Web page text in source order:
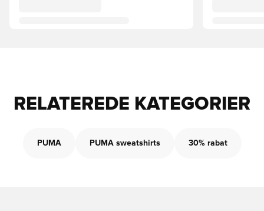
RELATEREDE KATEGORIER
PUMA PUMA sweatshirts 30% rabat